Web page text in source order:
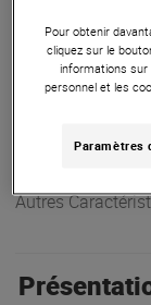
utiliser, il
suivi du sillon,
supérieure et
Autres
Pour obtenir
cliquez sur le
informations sur
personnel et les
Paramètres